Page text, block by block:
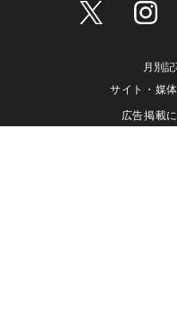
月別
サイト・媒
広告掲載